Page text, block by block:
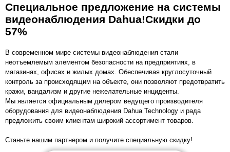
Специальное предложение на системы
видеонаблюдения Dahua!Скидки до
57%
В современном мире системы видеонаблюдения стали
неотъемлемым элементом безопасности на предприятиях, в
магазинах, офисах и жилых домах. Обеспечивая круглосуточный
контроль за происходящим на объекте, они позволяют предотвратить
кражи, вандализм и другие нежелательные инциденты.
Мы является официальным дилером ведущего производителя
оборудования для видеонаблюдения Dahua Technology и рада
предложить своим клиентам широкий ассортимент товаров.
Станьте нашим партнером и получите специальную скидку!